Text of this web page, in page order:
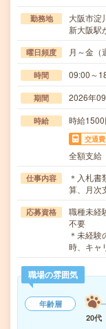
勤務地
大阪市淀
新大阪駅
曜日頻度 月～金
時間 09:00～
期間 2026年
時給 時給
交通費
全額支給
仕事内容
＊入札
算、月次
応募資格
職種未経
不要
＊未経
時、キャ
職場の雰囲気
年齢層
20代